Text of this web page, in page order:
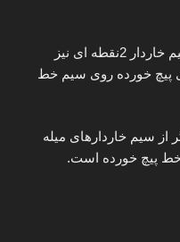
این نوع سیم خاردار به عنوان تک سیم خاردار 2نقطه ای نیز
پیچ خورده روی سیم خط
دیگر از سیم خاردارهای میله
پیچ خورده است.